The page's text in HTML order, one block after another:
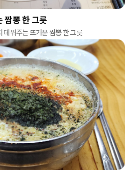
짬뽕 한 그릇
데워주는 뜨거운 짬뽕 한 그릇